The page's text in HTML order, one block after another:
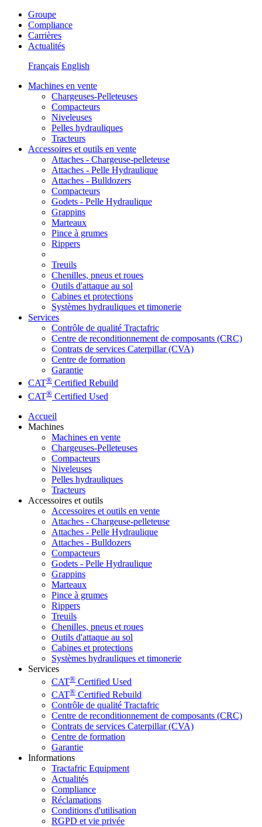
Groupe
Compliance
Carrières
Actualités
Français English
Machines en vente
Chargeuses-Pelleteuses
Compacteurs
Niveleuses
Pelles hydrauliques
Tracteurs
Accessoires et outils en vente
Attaches - Chargeuse-pelleteuse
Attaches - Pelle Hydraulique
Attaches - Bulldozers
Compacteurs
Godets - Pelle Hydraulique
Grappins
Marteaux
Pince à grumes
Rippers
Treuils
Chenilles, pneus et roues
Outils d'attaque au sol
Cabines et protections
Systèmes hydrauliques et timonerie
Services
Contrôle de qualité Tractafric
Centre de reconditionnement de composants (CRC)
Contrats de services Caterpillar (CVA)
Centre de formation
Garantie
CAT® Certified Rebuild
CAT® Certified Used
Accueil
Machines
Machines en vente
Chargeuses-Pelleteuses
Compacteurs
Niveleuses
Pelles hydrauliques
Tracteurs
Accessoires et outils
Accessoires et outils en vente
Attaches - Chargeuse-pelleteuse
Attaches - Pelle Hydraulique
Attaches - Bulldozers
Compacteurs
Godets - Pelle Hydraulique
Grappins
Marteaux
Pince à grumes
Rippers
Treuils
Chenilles, pneus et roues
Outils d'attaque au sol
Cabines et protections
Systèmes hydrauliques et timonerie
Services
CAT® Certified Used
CAT® Certified Rebuild
Contrôle de qualité Tractafric
Centre de reconditionnement de composants (CRC)
Contrats de services Caterpillar (CVA)
Centre de formation
Garantie
Informations
Tractafric Equipment
Actualités
Compliance
Réclamations
Conditions d'utilisation
RGPD et vie privée